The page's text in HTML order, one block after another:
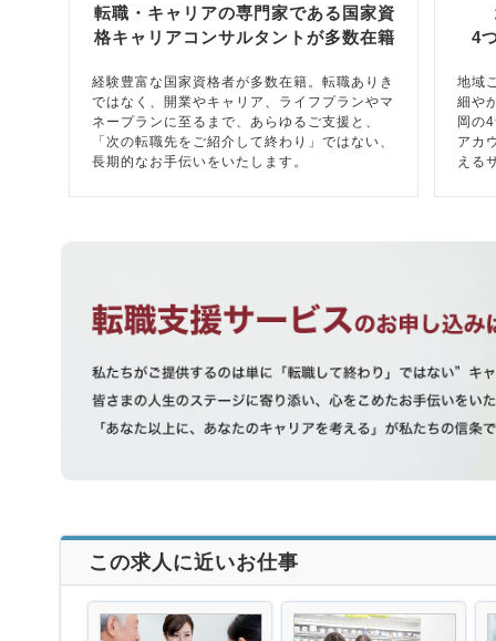
転職・キャリアの専門家である国家資
格キャリアコンサルタントが多数在籍
経験豊富な国家資格者が多数在籍。転職ありき
ではなく、開業やキャリア、ライフプランやマ
ネープランに至るまで、あらゆるご支援と、
「次の転職先をご紹介して終わり」ではない、
長期的なお手伝いをいたします。
4
地域
細や
岡の
アカ
える
この求人に近いお仕事